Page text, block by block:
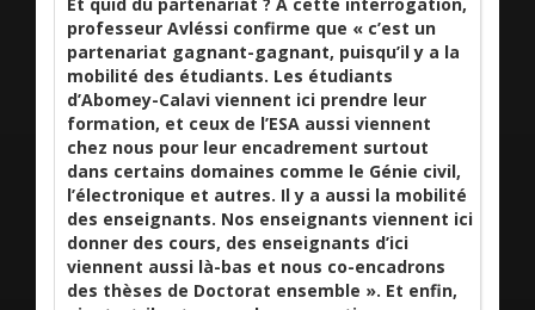
Et quid du partenariat ? A cette interrogation,
professeur Avléssi confirme que « c’est un
partenariat gagnant-gagnant, puisqu’il y a la
mobilité des étudiants. Les étudiants
d’Abomey-Calavi viennent ici prendre leur
formation, et ceux de l’ESA aussi viennent
chez nous pour leur encadrement surtout
dans certains domaines comme le Génie civil,
l’électronique et autres. Il y a aussi la mobilité
des enseignants. Nos enseignants viennent ici
donner des cours, des enseignants d’ici
viennent aussi là-bas et nous co-encadrons
des thèses de Doctorat ensemble ». Et enfin,